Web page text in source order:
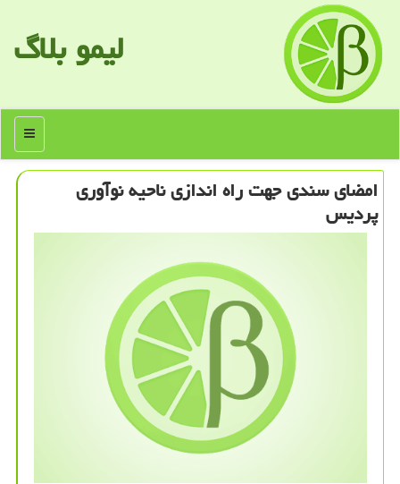
لیمو بلاگ
منو
امضای سندی جهت راه اندازی ناحیه نوآوری
پردیس